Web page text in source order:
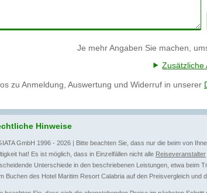
Je mehr Angaben Sie machen,
Zusätzliche
zu Anmeldung, Auswertung und Widerruf in unserer
Hinweise
GmbH 1996 - 2026 | Bitte beachten Sie, dass nur die beim von
hat! Es ist möglich, dass in Einzelfällen nicht alle Reiseveranstalter
Unterschiede in den beschriebenen Leistungen, etwa beim
Buchen des Hotel Maritim Resort Calabria auf den Preisvergleich und